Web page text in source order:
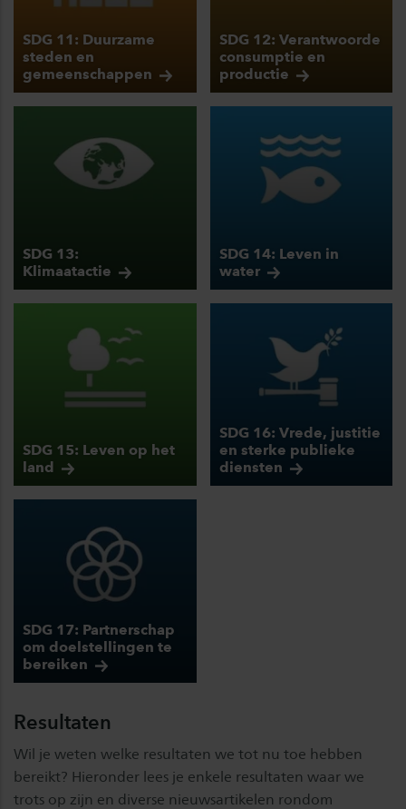
SDG 11: Duurzame
steden en
gemeenschappen
SDG 12: Verantwoorde
consumptie en
productie
SDG 13:
Klimaatactie
SDG 14: Leven in
water
SDG 15: Leven op het
land
SDG 16: Vrede, justitie
en sterke publieke
diensten
SDG 17: Partnerschap
om doelstellingen te
bereiken
Resultaten
Wil je weten welke resultaten we tot nu toe hebben
bereikt? Hieronder lees je enkele resultaten waar we
trots op zijn en diverse nieuwsartikelen rondom